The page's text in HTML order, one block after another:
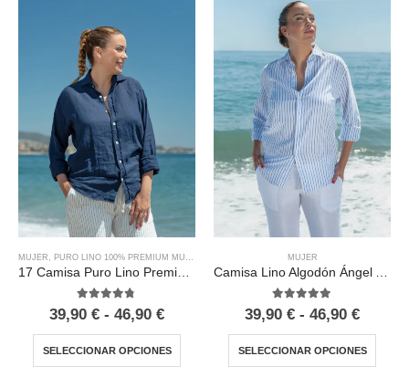
MUJER PURO LINO 100% PREMIUM MUJER
4.67 out of 5
39,90 € - 46,90 €
SELECCIONAR OPCIONES
MUJER
5.00 out of 5
39,90 € - 46,90 €
SELECCIONAR OPCIONES